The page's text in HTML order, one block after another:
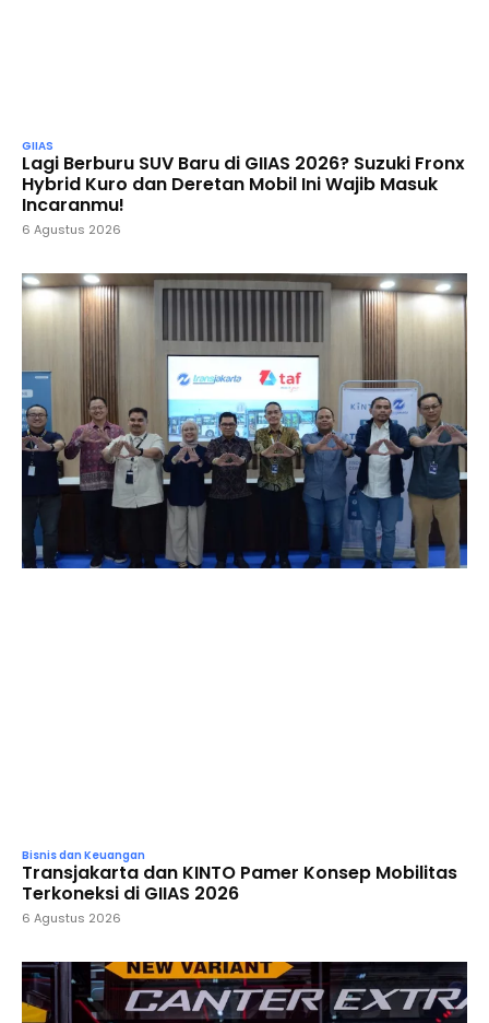
GIIAS
Lagi Berburu SUV Baru di GIIAS 2026? Suzuki Fronx
Hybrid Kuro dan Deretan Mobil Ini Wajib Masuk
Incaranmu!
6 Agustus 2026
Bisnis dan Keuangan
Transjakarta dan KINTO Pamer Konsep Mobilitas
Terkoneksi di GIIAS 2026
6 Agustus 2026